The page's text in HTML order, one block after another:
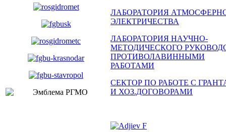
ЛАБОРАТОРИЯ
ЭЛЕКТРИЧЕСТВА
ЛАБОРАТОРИЯ НАУЧНО-
МЕТОДИЧЕСКОГО
ПРОТИВОЛАВИННЫМИ
РАБОТАМИ
СЕКТОР ПО РАБОТЕ С
И ХОЗ.ДОГОВОРАМИ